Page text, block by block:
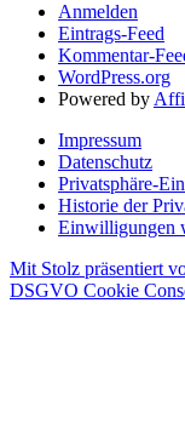
Anmelden
Eintrags-Feed
Kommentar-
WordPress.org
Powered by
Impressum
Datenschutz
Privatsphäre-
Historie der
Einwilligungen
Mit Stolz präsentiert
DSGVO Cookie